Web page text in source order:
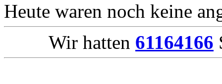
Heute waren noch keine
Wir hatten 61164166